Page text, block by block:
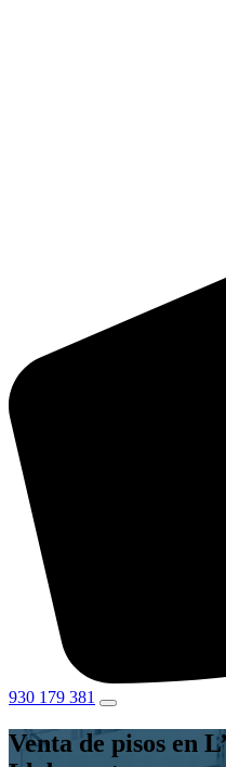
930 179 381
Venta de pisos en